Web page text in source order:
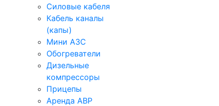
Силовые кабеля
Кабель каналы
(капы)
Мини АЗС
Обогреватели
Дизельные
компрессоры
Прицепы
Аренда АВР